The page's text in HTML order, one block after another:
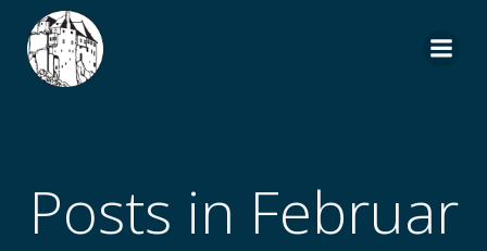
Posts in Februar